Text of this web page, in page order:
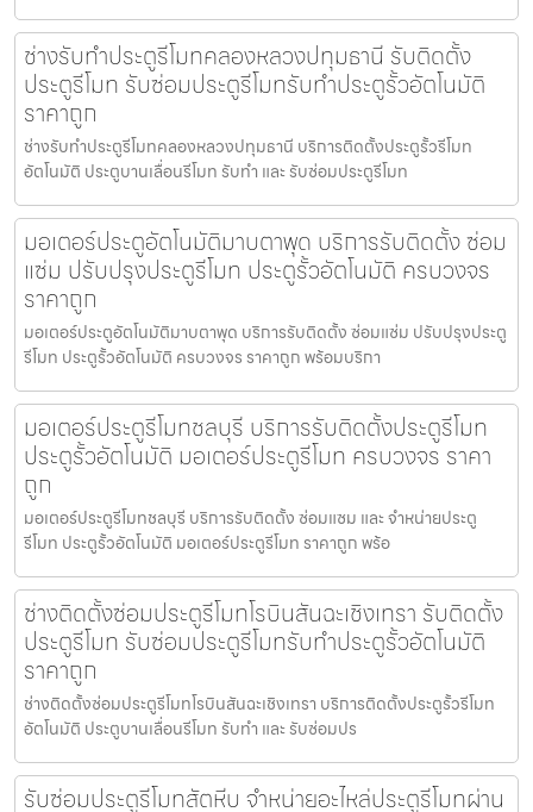
ช่างรับทำประตูรีโมทคลองหลวงปทุมธานี รับติดตั้ง
ประตูรีโมท รับซ่อมประตูรีโมทรับทำประตูรั้วอัตโนมัติ
ราคาถูก
ช่างรับทำประตูรีโมทคลองหลวงปทุมธานี บริการติดตั้งประตูรั้วรีโมท
อัตโนมัติ ประตูบานเลื่อนรีโมท รับทำ และ รับซ่อมประตูรีโมท
มอเตอร์ประตูอัตโนมัติมาบตาพุด บริการรับติดตั้ง ซ่อม
แซ่ม ปรับปรุงประตูรีโมท ประตูรั้วอัตโนมัติ ครบวงจร
ราคาถูก
มอเตอร์ประตูอัตโนมัติมาบตาพุด บริการรับติดตั้ง ซ่อมแซ่ม ปรับปรุงประตู
รีโมท ประตูรั้วอัตโนมัติ ครบวงจร ราคาถูก พร้อมบริกา
มอเตอร์ประตูรีโมทชลบุรี บริการรับติดตั้งประตูรีโมท
ประตูรั้วอัตโนมัติ มอเตอร์ประตูรีโมท ครบวงจร ราคา
ถูก
มอเตอร์ประตูรีโมทชลบุรี บริการรับติดตั้ง ซ่อมแซม และ จำหน่ายประตู
รีโมท ประตูรั้วอัตโนมัติ มอเตอร์ประตูรีโมท ราคาถูก พร้อ
ช่างติดตั้งซ่อมประตูรีโมทโรบินสันฉะเชิงเทรา รับติดตั้ง
ประตูรีโมท รับซ่อมประตูรีโมทรับทำประตูรั้วอัตโนมัติ
ราคาถูก
ช่างติดตั้งซ่อมประตูรีโมทโรบินสันฉะเชิงเทรา บริการติดตั้งประตูรั้วรีโมท
อัตโนมัติ ประตูบานเลื่อนรีโมท รับทำ และ รับซ่อมปร
รับซ่อมประตูรีโมทสัตหีบ จำหน่ายอะไหล่ประตูรีโมทผ่าน